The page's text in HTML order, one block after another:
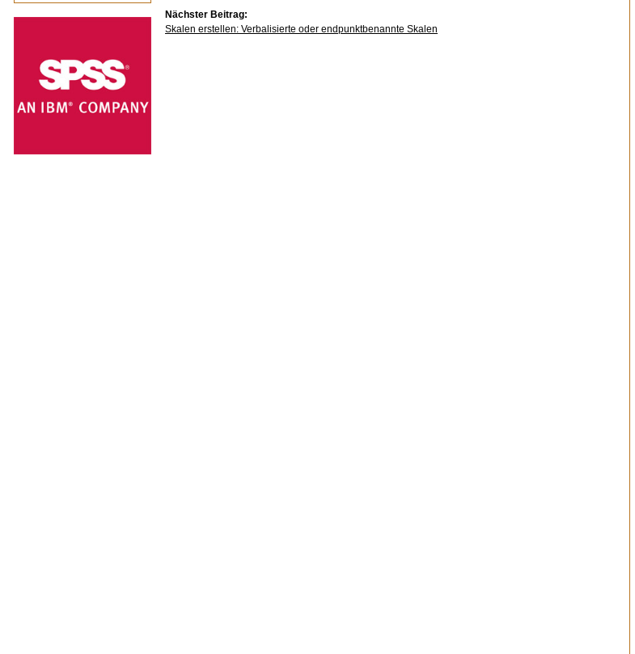
Nächster Beitrag:
Skalen erstellen: Verbalisierte oder endpunktbenannte Skalen